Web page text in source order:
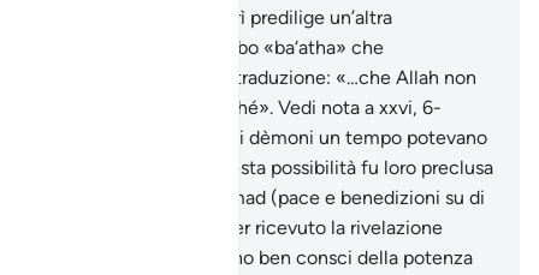
particolari luoghi. Tabarì predilige un’altra
interpretazione del verbo «ba‘atha» che
condurrebbe a questa traduzione: «…che Allah non
avrebbe inviato alcunché». Vedi nota a xxvi, 6-
Secondo la tradizione, i dèmoni un tempo potevano
ascendere al cielo; questa possibilità fu loro preclusa
alla nascita di Muhammad (pace e benedizioni su di
lui). Anche prima di aver ricevuto la rivelazione
coranica, i dèmoni erano ben consci della potenza